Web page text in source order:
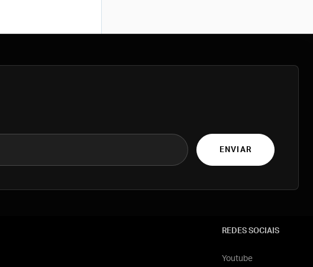
ENVIAR
REDES SOCIAIS
Youtube